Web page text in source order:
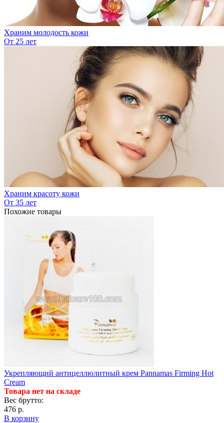
Храним молодость кожи
От 25 лет
Храним красоту кожи
От 35 лет
Похожие товары
Укрепляющий антицеллюлитный крем Pannamas Firming Hot
Cream
Товара нет на складе
Вес брутто:
476 р.
В корзину